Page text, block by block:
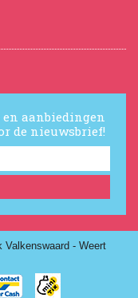
aanbiedingen
de nieuwsbrief!
Valkenswaard - Weert